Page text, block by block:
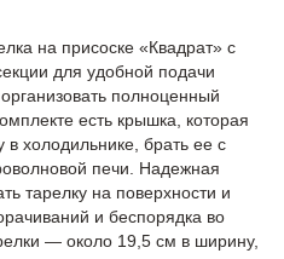
на присоске «Квадрат» с
для удобной подачи
полноценный
есть крышка, которая
в холодильнике, брать ее с
печи. Надежная
тарелку на поверхности и
и беспорядка во
— около 19,5 см в ширину,